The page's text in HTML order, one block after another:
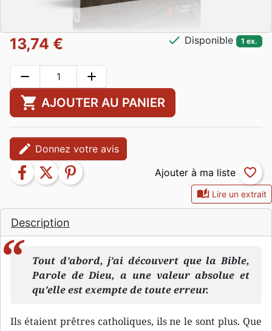
auto_stories Lire un extrait
Description
Tout d’abord, j’ai découvert que la Bible,
Parole de Dieu, a une valeur absolue et
qu’elle est exempte de toute erreur.
Ils étaient prêtres catholiques, ils ne le sont plus. Que
13,74 € check Disponible 1 ex.
remove add
shopping_cart AJOUTER AU PANIER
edit Donnez votre avis
facebook twitter pinterest favorite_border